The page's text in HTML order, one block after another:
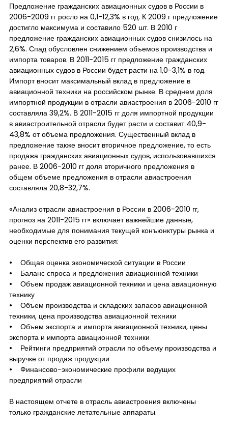
Предложение гражданских авиационных судов в России в
2006-2009 гг росло на 0,1-12,3% в год. К 2009 г предложение
достигло максимума и составило 520 шт. В 2010 г
предложение гражданских авиационных судов снизилось на
2,6%. Спад обусловлен снижением объемов производства и
импорта товаров. В 2011-2015 гг предложение гражданских
авиационных судов в России будет расти на 1,0-3,1% в год.
Импорт вносит максимальный вклад в предложение в
авиационной техники на российском рынке. В среднем доля
импортной продукции в отрасли авиастроения в 2006-2010 гг
составляла 39,2%. В 2011-2015 гг доля импортной продукции
в авиастроительной отрасли будет расти и составит 40,9-
43,8% от объема предложения. Существенный вклад в
предложение также вносит вторичное предложение, то есть
продажа гражданских авиационных судов, использовавшихся
ранее. В 2006-2010 гг доля вторичного предложения в
общем объеме предложения в отрасли авиастроения
составляла 20,8-32,7%.
«Анализ отрасли авиастроения в России в 2006-2010 гг,
прогноз на 2011-2015 гг» включает важнейшие данные,
необходимые для понимания текущей конъюнктуры рынка и
оценки перспектив его развития:
• Общая оценка экономической ситуации в России
• Баланс спроса и предложения авиационной техники
• Объем продаж авиационной техники и цена авиационную
технику
• Объем производства и складских запасов авиационной
техники, цена производства авиационной техники
• Объем экспорта и импорта авиационной техники, цены
экспорта и импорта авиационной техники
• Рейтинги предприятий отрасли по объему производства и
выручке от продаж продукции
• Финансово-экономические профили ведущих
предприятий отрасли
В настоящем отчете в отрасль авиастроения включены
только гражданские летательные аппараты.